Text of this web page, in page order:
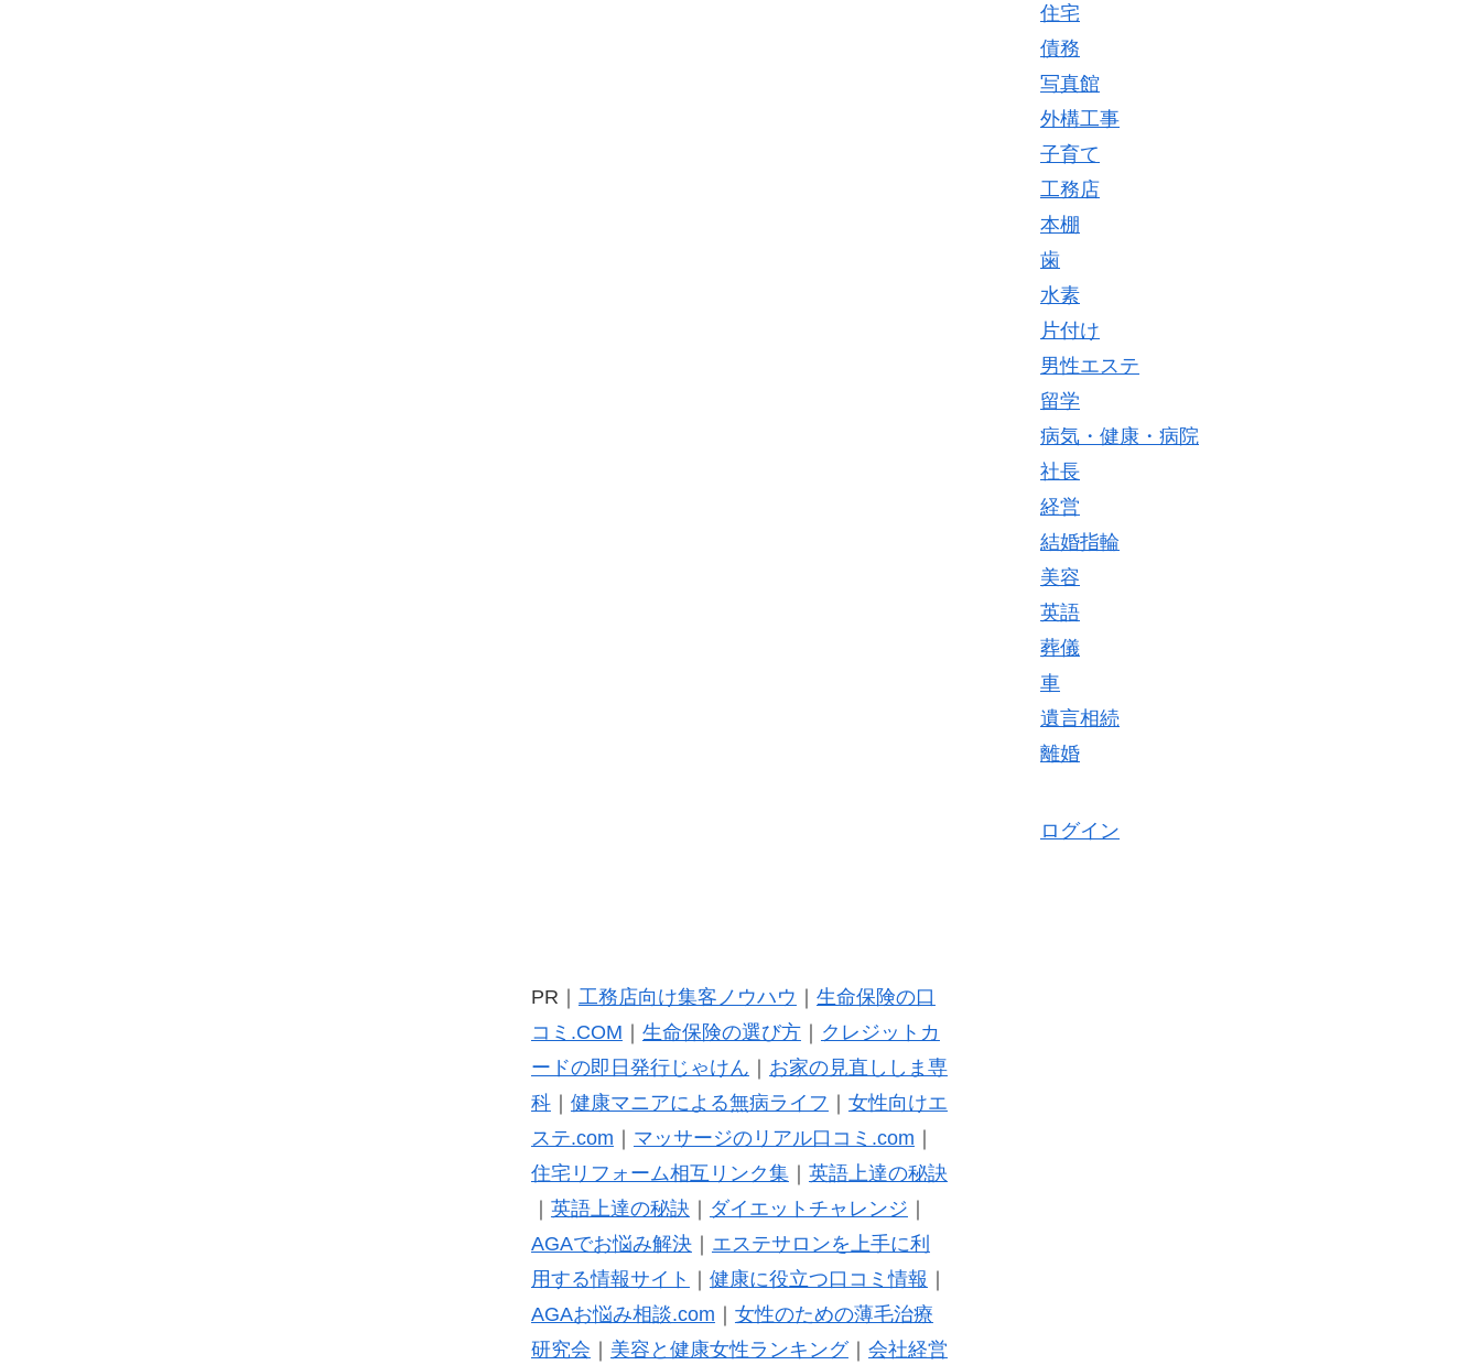
住宅
債務
写真館
外構工事
子育て
工務店
本棚
歯
水素
片付け
男性エステ
留学
病気・健康・病院
社長
経営
結婚指輪
美容
英語
葬儀
車
遺言相続
離婚
ログイン
PR｜ 工務店向け集客ノウハウ
生命保険の口
コミ.COM
生命保険の選び方｜
クレジットカ
ードの即日発行じゃけん
お家の見直ししま専
科｜ 健康マニアによる無病ライフ
女性向けエ
ステ.com
マッサージのリアル口コミ.com
住宅リフォーム相互リンク集｜ 英語上達の秘訣
英語上達の秘訣 ダイエットチャレンジ
AGAでお悩み解決｜ エステサロンを上手に利
用する情報サイト
健康に役立つ口コミ情報
AGAお悩み相談.com
女性のための薄毛治療
研究会
美容と健康女性ランキング｜ 会社経営